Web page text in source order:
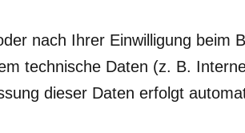
nach Ihrer Einwilligung beim
technische Daten (z. B.
dieser Daten erfolgt